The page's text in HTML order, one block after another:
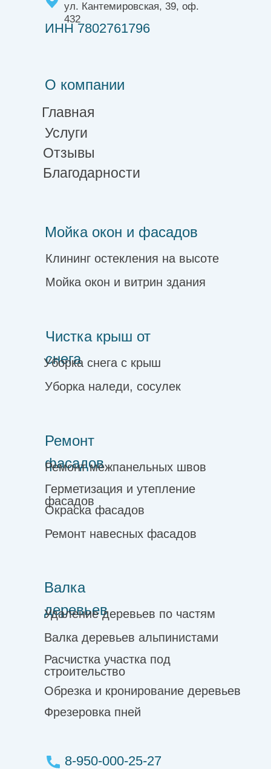
О компании
Главная
Услуги
Отзывы
Благодарности
Мойка окон и фасадов
Клининг остекления на высоте
Мойка окон и витрин здания
Чистка крыш от
снега
Уборка снега с крыш
Уборка наледи, сосулек
Ремонт
фасадов
Ремонт межпанельных швов
Герметизация и утепление
фасадов
Окраска фасадов
Ремонт навесных фасадов
Валка
деревьев
Удаление деревьев по частям
Валка деревьев альпинистами
Расчистка участка под
строительство
Обрезка и кронирование деревьев
Фрезеровка пней
ул. Кантемировская, 39, оф.
432
ИНН 7802761796
8-950-000-25-27